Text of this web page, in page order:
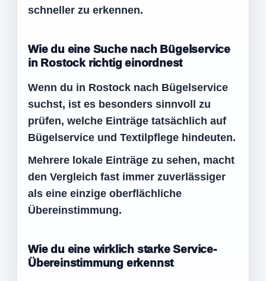
schneller zu erkennen.
Wie du eine Suche nach Bügelservice
in Rostock richtig einordnest
Wenn du in Rostock nach Bügelservice
suchst, ist es besonders sinnvoll zu
prüfen, welche Einträge tatsächlich auf
Bügelservice und Textilpflege hindeuten.
Mehrere lokale Einträge zu sehen, macht
den Vergleich fast immer zuverlässiger
als eine einzige oberflächliche
Übereinstimmung.
Wie du eine wirklich starke Service-
Übereinstimmung erkennst